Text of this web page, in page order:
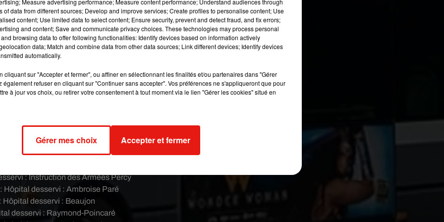
: La Collégiale, Cochin, Bichat, H.U la Pitié-Salpêtrière
Necker - Enfant Malades, Sainte-Périne, Hôpital Européen
Pompidou
desservis : Saint-Joseph, Vaugirard
desservis : Saint-Anne, Henri Ey
desservis : Saint-Louis, Tenon
desservis : Hauteville, Lasalle
desservi : H.U Necker - Enfants Malades
Hôpital desservi: Cochin
desservis : Avron, Lasalle
: Instruction des Armées Percy
Hôpital desservi : Ambroise Paré
: Hôpital desservi : Beaujon
desservi : Raymond-Poincaré
Measure advertising performance; Measure content performance; Understand audiences through
of data from different sources; Develop and improve services; Create profiles to personalise content; Use
content; Use limited data to select content; Ensure security, prevent and detect fraud, and fix errors;
and content; Save and communicate privacy choices. These technologies may process personal
browsing data to offer following functionalities: Identify devices based on information actively
data; Match and combine data from other data sources; Link different devices; Identify devices
automatically.
cliquant sur "Accepter et fermer", ou affiner en sélectionnant les finalités et/ou partenaires dans "Gérer
également refuser en cliquant sur "Continuer sans accepter". Vos préférences ne s'appliqueront que pour
à jour vos choix, ou retirer votre consentement à tout moment via le lien "Gérer les cookies" situé en
Gérer mes choix Accepter et fermer